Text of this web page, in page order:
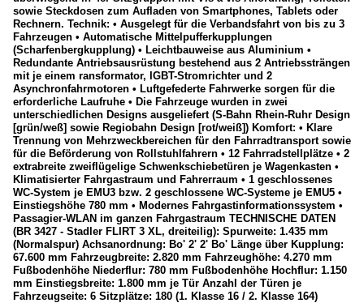
sowie Steckdosen zum Aufladen von Smartphones, Tablets oder
Rechnern. Technik: • Ausgelegt für die Verbandsfahrt von bis zu 3
Fahrzeugen • Automatische Mittelpufferkupplungen
(Scharfenbergkupplung) • Leichtbauweise aus Aluminium •
Redundante Antriebsausrüstung bestehend aus 2 Antriebssträngen
mit je einem ransformator, IGBT-Stromrichter und 2
Asynchronfahrmotoren • Luftgefederte Fahrwerke sorgen für die
erforderliche Laufruhe • Die Fahrzeuge wurden in zwei
unterschiedlichen Designs ausgeliefert (S-Bahn Rhein-Ruhr Design
[grün/weß] sowie Regiobahn Design [rot/weiß]) Komfort: • Klare
Trennung von Mehrzweckbereichen für den Fahrradtransport sowie
für die Beförderung von Rollstuhlfahrern • 12 Fahrradstellplätze • 2
extrabreite zweiflügelige Schwenkschiebetüren je Wagenkasten •
Klimatisierter Fahrgastraum und Fahrerraum • 1 geschlossenes
WC-System je EMU3 bzw. 2 geschlossene WC-Systeme je EMU5 •
Einstiegshöhe 780 mm • Modernes Fahrgastinformationssystem •
Passagier-WLAN im ganzen Fahrgastraum TECHNISCHE DATEN
(BR 3427 - Stadler FLIRT 3 XL, dreiteilig): Spurweite: 1.435 mm
(Normalspur) Achsanordnung: Bo' 2' 2' Bo' Länge über Kupplung:
67.600 mm Fahrzeugbreite: 2.820 mm Fahrzeughöhe: 4.270 mm
Fußbodenhöhe Niederflur: 780 mm Fußbodenhöhe Hochflur: 1.150
mm Einstiegsbreite: 1.800 mm je Tür Anzahl der Türen je
Fahrzeugseite: 6 Sitzplätze: 180 (1. Klasse 16 / 2. Klasse 164)